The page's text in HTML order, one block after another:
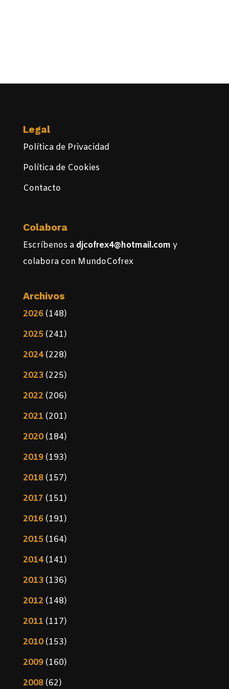
Legal
Política de Privacidad
Política de Cookies
Contacto
Colabora
Escríbenos a djcofrex4@hotmail.com y
colabora con MundoCofrex
Archivos
2026(148)
2025(241)
2024(228)
2023(225)
2022 (206)
2021 (201)
2020(184)
2019(193)
2018(157)
2017 (151)
2016(191)
2015(164)
2014(141)
2013(136)
2012 (148)
2011 (117)
2010(153)
2009(160)
2008(62)